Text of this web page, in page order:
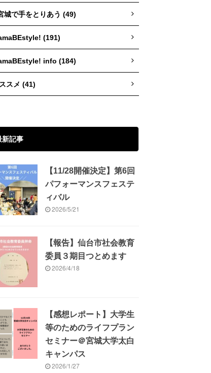
城で手をとりあう (49)
(191)
info (184)
スメ (41)
新記事
【11/28開催決定】第6回
パフォーマンスフェステ
ィバル
2026/5/21
【報告】仙台市社会教育
委員３期目つとめます
2026/4/18
【感想レポート】大学生
等のためのライフプラン
セミナー＠宮城大学太白
キャンパス
2026/1/27